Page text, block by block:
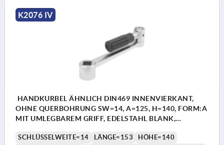
K2076 IV
HANDKURBEL ÄHNLICH DIN469 INNENVIERKANT,
OHNE QUERBOHRUNG SW=14, A=125, H=140, FORM:A
MIT UMLEGBAREM GRIFF, EDELSTAHL BLANK,
SCHLÜSSELWEITE=14 LÄNGE=153
HÖHE=140